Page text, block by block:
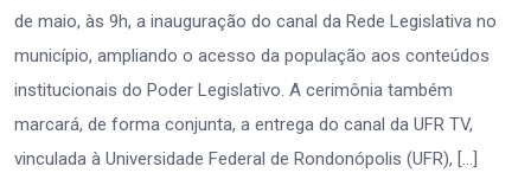
de maio, às 9h, a inauguração do canal da Rede Legislativa no
município, ampliando o acesso da população aos conteúdos
institucionais do Poder Legislativo. A cerimônia também
marcará, de forma conjunta, a entrega do canal da UFR TV,
vinculada à Universidade Federal de Rondonópolis (UFR), […]